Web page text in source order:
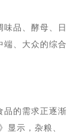
品、酵母、日
端、大众的综合
品的需求正逐渐
显示，杂粮、